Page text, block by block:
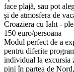
face plajă, sau pot
și de atmosfera de
Croaziera cu Iaht -
150 euro/persoana
Modul perfect de a
pentru diferite
individual la excursia
pini în partea de